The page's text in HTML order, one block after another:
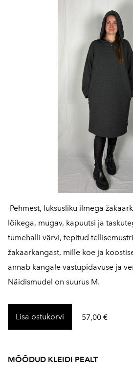
Pehmest, luksusliku ilmega
lõikega, mugav, kapuutsi ja
tumehalli värvi, tepitud
žakaarkangast, mille koe ja
annab kangale vastupidavuse ja
Näidismudel on suurus M.
Lisa ostukorvi 57,00 €
MÕÕDUD KLEIDI PEALT